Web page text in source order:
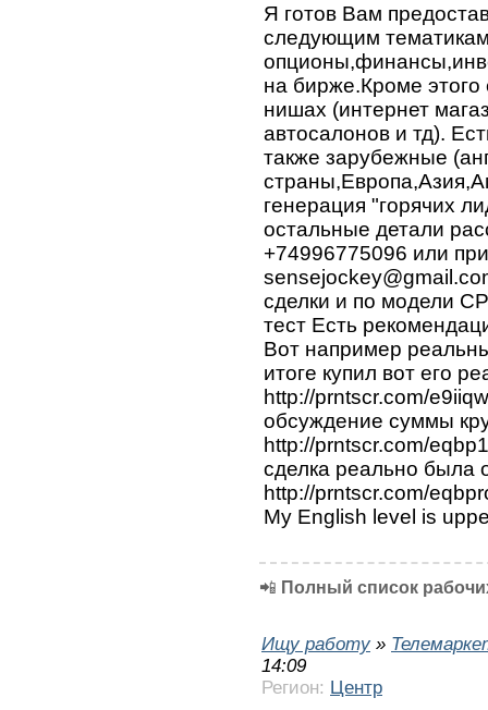
Я готов Вам
следующим
на бирже.Кроме этого
нишах (интернет
автосалонов и тд).
также зарубежные
генерация "горячих
остальные детали
+74996775096 или
сделки и по модели
тест Есть
Вот например
итоге купил вот его
http://prntscr.com/
обсуждение суммы
http://prntscr.com/
сделка реально была
http://prntscr.com/
My English level is
📲 Полный список
Ищу работу »
14:09
Регион: Центр